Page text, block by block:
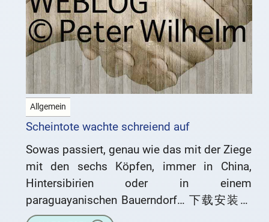
Allgemein
Scheintote wachte schreiend auf
Sowas passiert, genau wie das mit der Ziege
mit den sechs Köpfen, immer in China,
Hintersibirien oder in einem
paraguayanischen Bauerndorf… 下载安装播
放器 So kann es kommen, wenn kein